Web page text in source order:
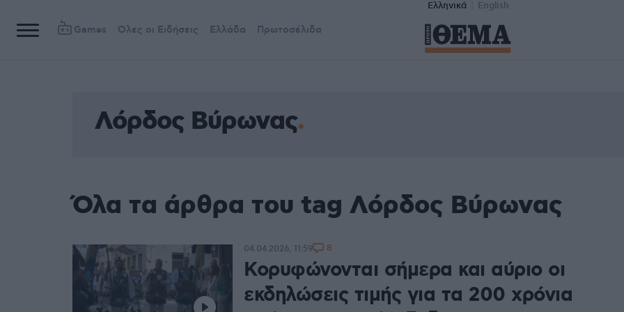
Ελληνικά English
Games Όλες οι Ειδήσεις Ελλάδα Πρωτοσέλιδα
Λόρδος Βύρωνας
Όλα τα άρθρα του tag Λόρδος Βύρωνας
Κορυφώνονται σήμερα και αύριο οι
εκδηλώσεις τιμής για τα 200 χρόνια
04.04.2026, 11:59 8